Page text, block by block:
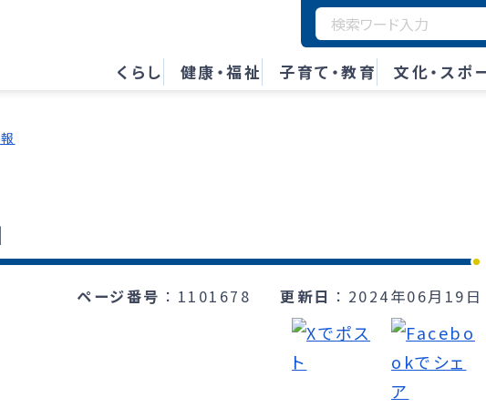
くらし 健康・福祉 子育て・教育 文化・スポ
ページ番号 1101678 更新日 2024年06月19日